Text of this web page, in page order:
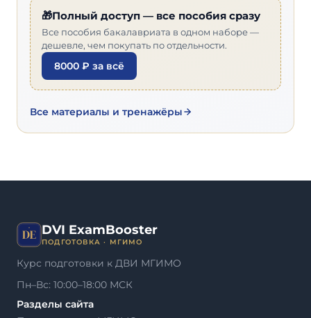
🎁Полный доступ — все пособия сразу
Все пособия бакалавриата в одном наборе —
дешевле, чем покупать по отдельности.
8000 ₽ за всё
Все материалы и тренажёры
DVI ExamBooster
ПОДГОТОВКА · МГИМО
Курс подготовки к ДВИ МГИМО
Пн–Вс: 10:00–18:00 МСК
Разделы сайта